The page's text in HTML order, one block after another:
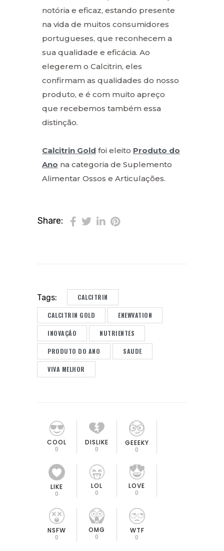
notória e eficaz, estando presente
na vida de muitos consumidores
portugueses, que reconhecem a
sua qualidade e eficácia. Ao
elegerem o Calcitrin, eles
confirmam as qualidades do nosso
produto, e é com muito apreço
que recebemos também essa
distinção.
Calcitrin Gold foi eleito Produto do
Ano na categoria de Suplemento
Alimentar Ossos e Articulações.
Share:
Tags: CALCITRIN
CALCITRIN GOLD ENEWVATION
INOVAÇÃO NUTRIENTES
PRODUTO DO ANO SAUDE
VIVA MELHOR
COOL
0
DISLIKE
0
GEEEKY
0
LIKE
0
LOL
0
LOVE
0
NSFW
0
OMG
0
WTF
0